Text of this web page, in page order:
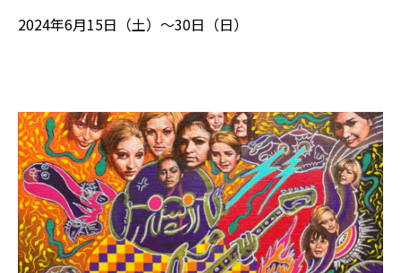
2024年6月15日（土）～30日（日）